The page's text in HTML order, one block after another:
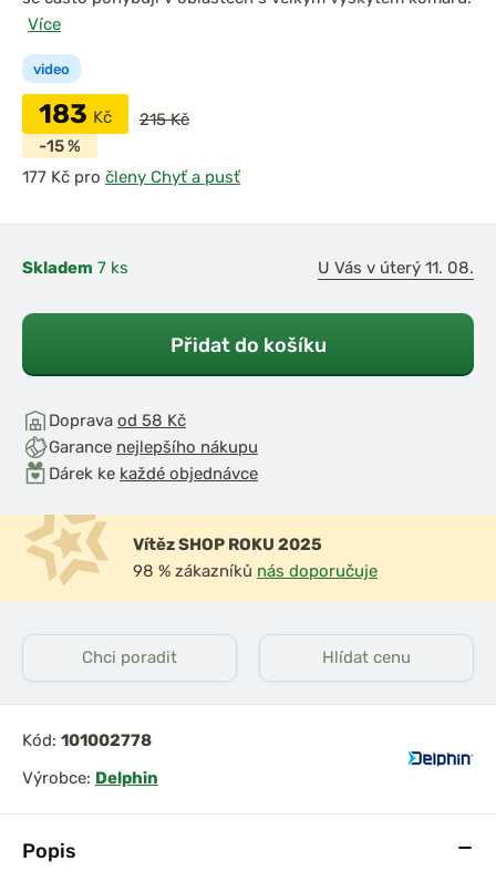
Popis
video
Více
183 Kč
215 Kč
-15 %
pro členy Chyť a pusť
Skladem 7 ks U Vás v úterý 11. 08.
Přidat do košíku
Doprava od 58 Kč
Garance nejlepšího nákupu
Dárek ke každé objednávce
Vítěz SHOP ROKU 2025
98 % zákazníků nás doporučuje
Chci poradit Hlídat cenu
Kód: 101002778
Výrobce: Delphin